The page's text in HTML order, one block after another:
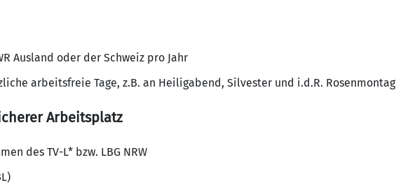
Ausland oder der Schweiz pro Jahr
arbeitsfreie Tage, z.B. an Heiligabend, Silvester und i.d.R. Rosenmontag
Arbeitsplatz
des TV-L* bzw. LBG NRW